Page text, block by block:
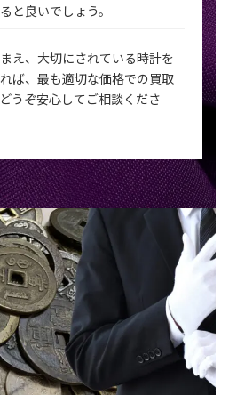
と良いでしょう。
え、大切にされている時計を
ば、最も適切な価格での買取
うぞ安心してご相談くださ